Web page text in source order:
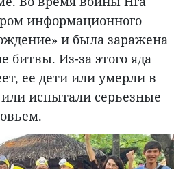
информационного
и была заражена
битвы. Из-за этого яда
ее дети или умерли в
испытали серьезные